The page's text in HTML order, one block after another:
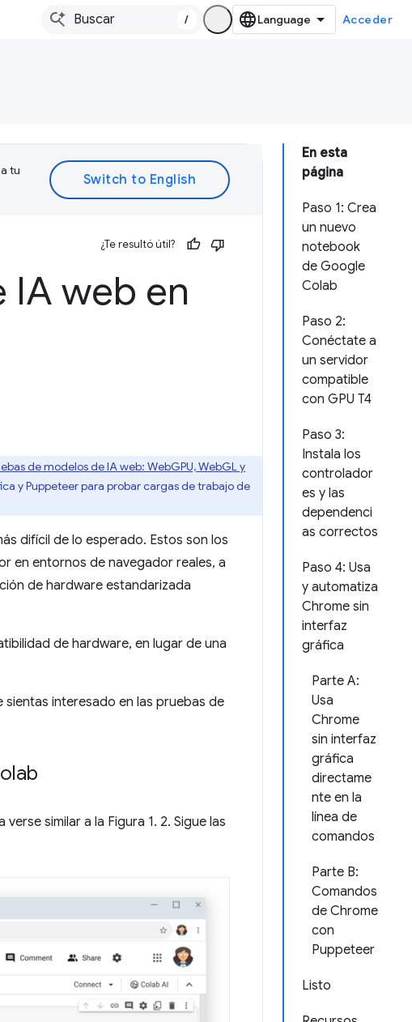
/ Acceder
En esta
página
Paso 1: Crea
un nuevo
notebook
de Google
Colab
Paso 2:
Conéctate a
un servidor
compatible
con GPU T4
Paso 3:
Instala los
controlador
es y las
dependenci
as correctos
Paso 4: Usa
y automatiza
Chrome sin
interfaz
gráfica
Parte A:
Usa
Chrome
sin interfaz
gráfica
directame
nte en la
línea de
comandos
Parte B:
Comandos
de Chrome
con
Puppeteer
Listo
tu
¿Te resultó útil?
IA web en
de modelos de IA web: WebGPU, WebGL y
y Puppeteer para probar cargas de trabajo de
difícil de lo esperado. Estos son los
en entornos de navegador reales, a
de hardware estandarizada
de hardware, en lugar de una
interesado en las pruebas de
similar a la Figura 1. 2. Sigue las